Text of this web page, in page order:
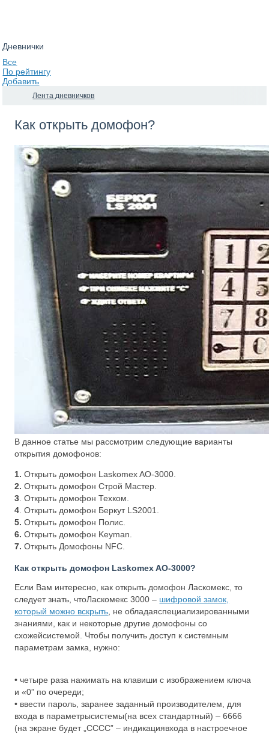
Дневнички
Все
По рейтингу
Добавить
Лента дневничков
Как открыть домофон?
В данное статье мы рассмотрим следующие варианты
открытия домофонов:
1. Открыть домофон Laskomex AO-3000.
2. Открыть домофон Строй Мастер.
3 . Открыть домофон Техком.
4 . Открыть домофон Беркут LS2001.
5. Открыть домофон Полис.
6. Открыть домофон Keyman.
7. Открыть Домофоны NFC.
Как открыть домофон Laskomex AO-3000?
Если Вам интересно, как открыть домофон Ласкомекс, то
следует знать, чтоЛаскомекс 3000 – шифровой замок,
который можно вскрыть, не обладаяспециализированными
знаниями, как и некоторые другие домофоны со
схожейсистемой. Чтобы получить доступ к системным
параметрам замка, нужно:
• четыре раза нажимать на клавиши с изображением ключа
и «0” по очереди;
• ввести пароль, заранее заданный производителем, для
входа в параметрысистемы(на всех стандартный) – 6666
(на экране будет „СССС” – индикациявхода в настроечное